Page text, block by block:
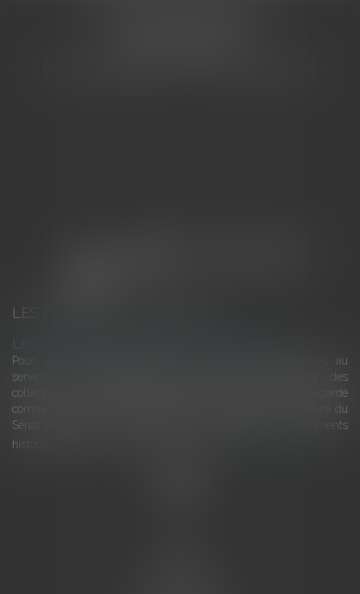
LES DERNIÈRES ACTUALITÉS
Le joug léger des monuments historiques
Pour une gestion patrimoniale des monuments historiques au
service du développement économique et touristique des
collectivités Le monument historique a longtemps été regardé
comme une charge. Le rapport que la commission de la culture du
Sénat a consacré, en juillet 2026, à la gestion des monuments
historiques invite à y voir aussi une ressour...